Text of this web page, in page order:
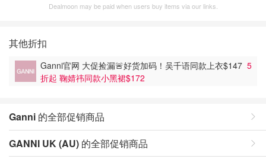
Dealmoon may be paid when users buy items via our links.
其他折扣
Ganni官网 大促捡漏🚨好货加码！吴千语同款上衣$147 5
折起 鞠婧祎同款小黑裙$172
Ganni 的全部促销商品
GANNI UK (AU) 的全部促销商品